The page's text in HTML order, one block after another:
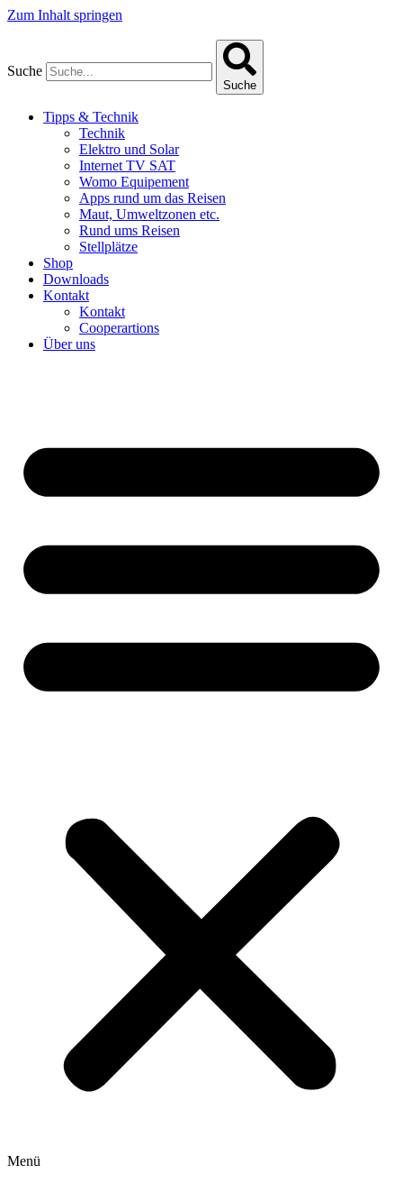
Zum Inhalt springen
Suche
Suche
Tipps & Technik
Technik
Elektro und Solar
Internet TV SAT
Womo Equipement
Apps rund um das Reisen
Maut, Umweltzonen etc.
Rund ums Reisen
Stellplätze
Shop
Downloads
Kontakt
Kontakt
Cooperartions
Über uns
Menü